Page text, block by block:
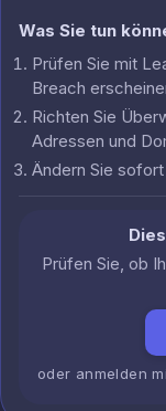
Was Sie tun
Prüfen Sie mit
Breach
Richten Sie
Adressen und
Ändern Sie
Prüfen Sie, ob
oder anmelden